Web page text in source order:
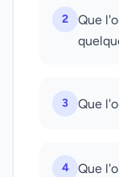
2
Que
3 Que
4
Que